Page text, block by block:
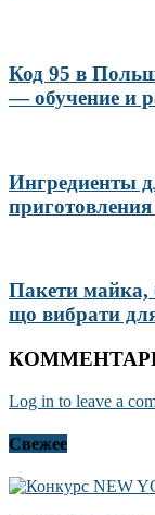
Код 95 в
— обучение и
Ингредиенты
Пакети майка,
що вибрати
Log in to leave a
Свежее